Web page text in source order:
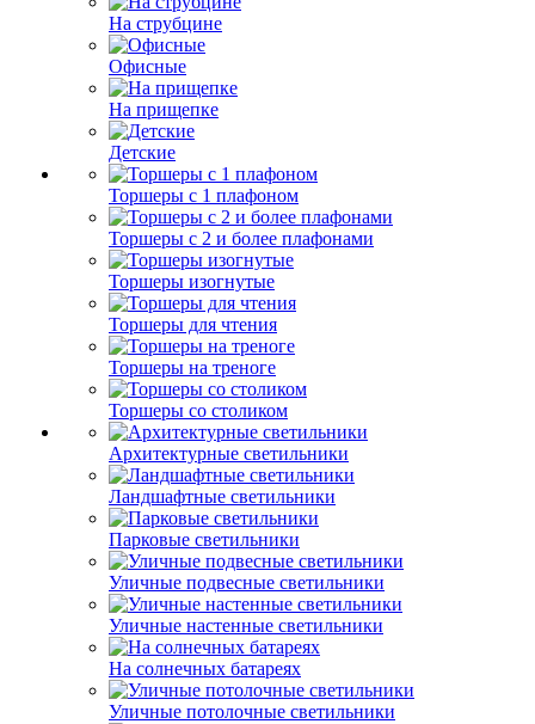
На струбцине
Офисные
На прищепке
Детские
Торшеры с 1 плафоном
Торшеры с 2 и более плафонами
Торшеры изогнутые
Торшеры для чтения
Торшеры на треноге
Торшеры со столиком
Архитектурные светильники
Ландшафтные светильники
Парковые светильники
Уличные подвесные светильники
Уличные настенные светильники
На солнечных батареях
Уличные потолочные светильники